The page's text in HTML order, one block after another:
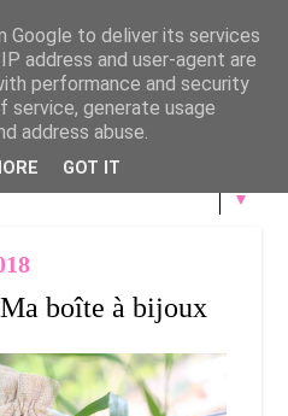
▼
boîte à bijoux
Google to deliver its services
address and user-agent are
performance and security
generate usage
address abuse.
GOT IT